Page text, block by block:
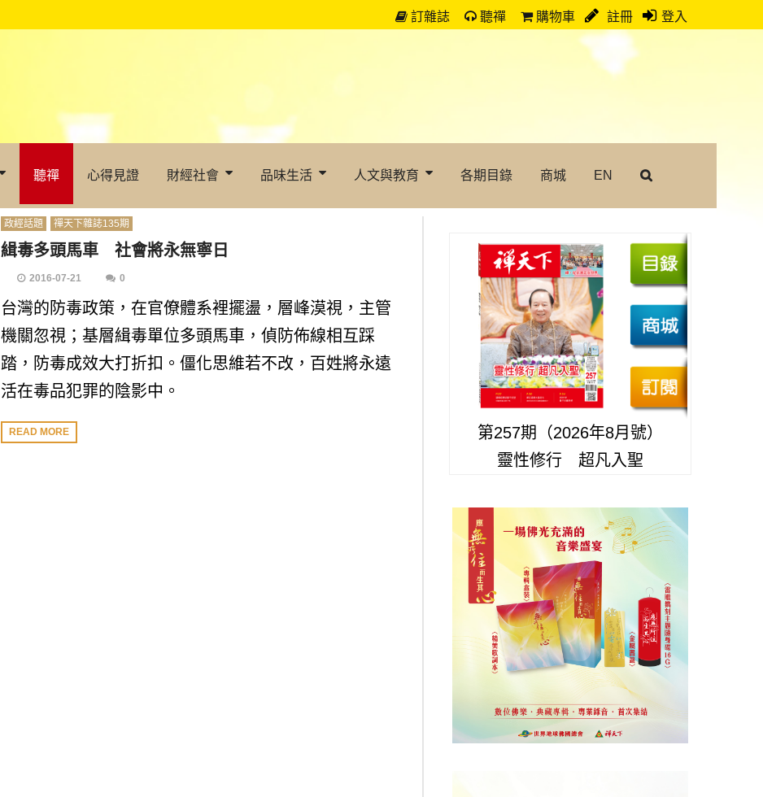
訂雜誌 聽禪 購物車 註冊 登入
聽禪 心得見證 財經社會 品味生活 人文與教育 各期目錄 商城 EN
政經話題 禪天下雜誌135期
緝毒多頭馬車 社會將永無寧日
2016-07-21 0
台灣的防毒政策，在官僚體系裡擺盪，層峰漠視，主管
機關忽視；基層緝毒單位多頭馬車，偵防佈線相互踩
踏，防毒成效大打折扣。僵化思維若不改，百姓將永遠
活在毒品犯罪的陰影中。
READ MORE
第257期（2026年8月號）
靈性修行 超凡入聖